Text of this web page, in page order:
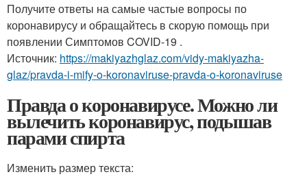
Получите ответы на самые частые вопросы по
коронавирусу и обращайтесь в скорую помощь при
появлении Симптомов COVID-19 .
Источник: https://makiyazhglaz.com/vidy-makiyazha-
glaz/pravda-i-mify-o-koronaviruse-pravda-o-koronaviruse
Правда о коронавирусе. Можно ли
вылечить коронавирус, подышав
парами спирта
Изменить размер текста: